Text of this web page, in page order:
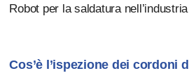
Robot per la saldatura
Cos’è l’ispezione dei cordoni